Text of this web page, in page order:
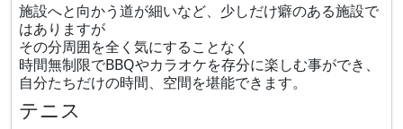
施設へと向かう道が細いなど、少しだけ癖のある施設で
はありますが
その分周囲を全く気にすることなく
時間無制限でBBQやカラオケを存分に楽しむ事ができ、
自分たちだけの時間、空間を堪能できます。
テニス